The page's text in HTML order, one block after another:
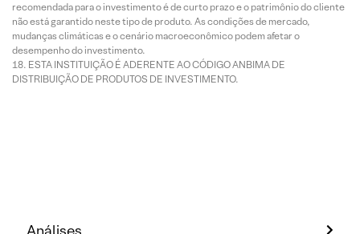
recomendada para o investimento é de curto prazo e o patrimônio do cliente
não está garantido neste tipo de produto. As condições de mercado,
mudanças climáticas e o cenário macroeconômico podem afetar o
desempenho do investimento.
ESTA INSTITUIÇÃO É ADERENTE AO CÓDIGO ANBIMA DE
DISTRIBUIÇÃO DE PRODUTOS DE INVESTIMENTO.
Análises